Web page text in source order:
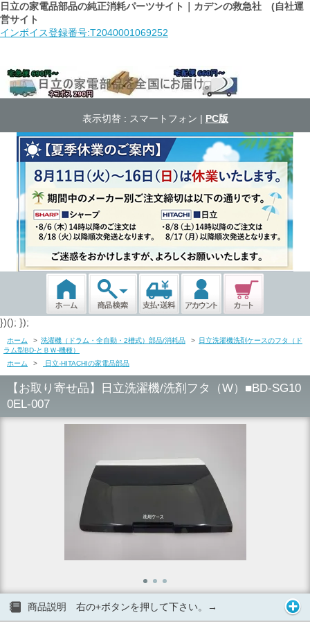
日立の家電品部品の純正消耗パーツサイト｜カデンの救急社 (自社運
営サイト
インボイス登録番号:T2040001069252
表示切替 : スマートフォン | PC版
})(); });
ホーム > 洗濯機（ドラム・全自動・2槽式）部品/消耗品 > 日立洗濯機洗剤ケースのフタ（ド
ラム型BD-とＢＷ-機種）
ホーム
> 日立-HITACHIの家電品部品
【お取り寄せ品】日立洗濯機/洗剤フタ（W）■BD-SG10
0EL-007
商品説明 右の+ボタンを押して下さい。→